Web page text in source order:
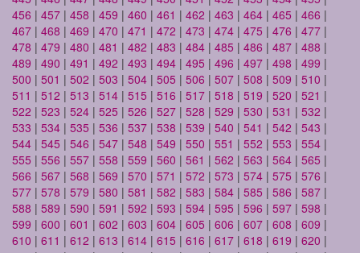
456 | 457 | 458 | 459 | 460 | 461 | 462 | 463 | 464 | 465 | 466 |
467 | 468 | 469 | 470 | 471 | 472 | 473 | 474 | 475 | 476 | 477 |
478 | 479 | 480 | 481 | 482 | 483 | 484 | 485 | 486 | 487 | 488 |
489 | 490 | 491 | 492 | 493 | 494 | 495 | 496 | 497 | 498 | 499 |
500 | 501 | 502 | 503 | 504 | 505 | 506 | 507 | 508 | 509 | 510 |
511 | 512 | 513 | 514 | 515 | 516 | 517 | 518 | 519 | 520 | 521 |
522 | 523 | 524 | 525 | 526 | 527 | 528 | 529 | 530 | 531 | 532 |
533 | 534 | 535 | 536 | 537 | 538 | 539 | 540 | 541 | 542 | 543 |
544 | 545 | 546 | 547 | 548 | 549 | 550 | 551 | 552 | 553 | 554 |
555 | 556 | 557 | 558 | 559 | 560 | 561 | 562 | 563 | 564 | 565 |
566 | 567 | 568 | 569 | 570 | 571 | 572 | 573 | 574 | 575 | 576 |
577 | 578 | 579 | 580 | 581 | 582 | 583 | 584 | 585 | 586 | 587 |
588 | 589 | 590 | 591 | 592 | 593 | 594 | 595 | 596 | 597 | 598 |
599 | 600 | 601 | 602 | 603 | 604 | 605 | 606 | 607 | 608 | 609 |
610 | 611 | 612 | 613 | 614 | 615 | 616 | 617 | 618 | 619 | 620 |